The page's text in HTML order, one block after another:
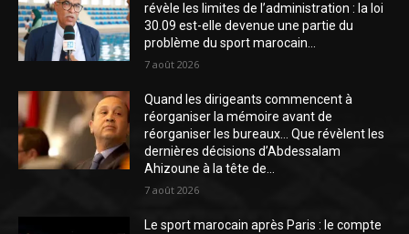
révèle les limites de l’administration : la loi
30.09 est-elle devenue une partie du
problème du sport marocain...
7 août 2026
Quand les dirigeants commencent à
réorganiser la mémoire avant de
réorganiser les bureaux… Que révèlent les
dernières décisions d’Abdessalam
Ahizoune à la tête de...
7 août 2026
Le sport marocain après Paris : le compte